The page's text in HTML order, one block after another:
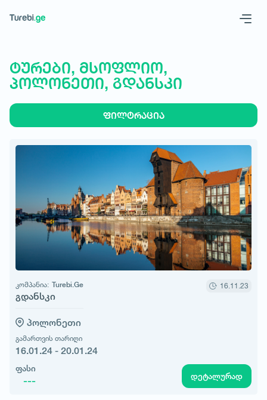
ტურები, მსოფლიო,
პოლონეთი, გდანსკი
ფილტრაცია
კომპანია: Turebi.Ge
გდანსკი
16.11.23
პოლონეთი
გამართვის თარიღი
16.01.24 - 20.01.24
ფასი
--- დეტალურად